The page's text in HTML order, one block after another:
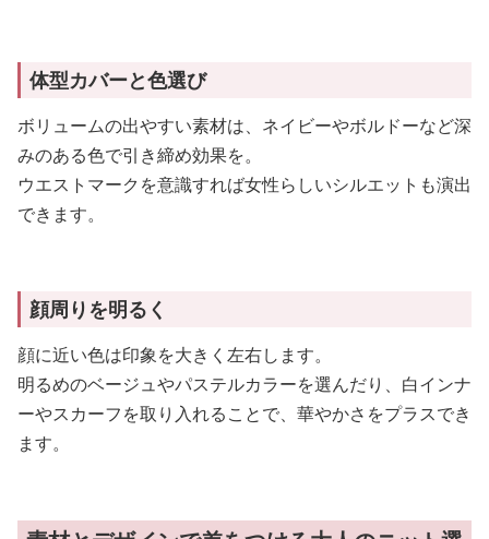
体型カバーと色選び
ボリュームの出やすい素材は、ネイビーやボルドーなど深
みのある色で引き締め効果を。
ウエストマークを意識すれば女性らしいシルエットも演出
できます。
顔周りを明るく
顔に近い色は印象を大きく左右します。
明るめのベージュやパステルカラーを選んだり、白インナ
ーやスカーフを取り入れることで、華やかさをプラスでき
ます。